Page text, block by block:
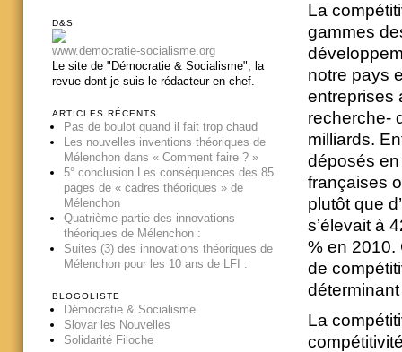
La
gammes
notre pays
entreprises
recherche-
milliards.
déposés
françaises
plutôt que
s’élevait à
% en 2010.
de
La
D&S
www.democratie-socialisme.org
Le site de "Démocratie & Socialisme", la
revue dont je suis le rédacteur en chef.
ARTICLES RÉCENTS
Pas de boulot quand il fait trop chaud
Les nouvelles inventions théoriques de
Mélenchon dans « Comment faire ? »
5° conclusion Les conséquences des 85
pages de « cadres théoriques » de
Mélenchon
Quatrième partie des innovations
théoriques de Mélenchon :
Suites (3) des innovations théoriques de
Mélenchon pour les 10 ans de LFI :
BLOGOLISTE
Démocratie & Socialisme
Slovar les Nouvelles
Solidarité Filoche